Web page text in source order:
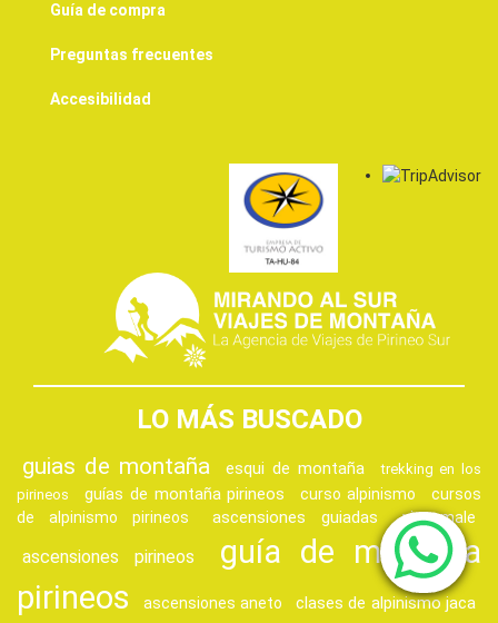
Guía de compra
Preguntas frecuentes
Accesibilidad
LO MÁS BUSCADO
guias de montaña esqui de montaña
trekking en los
pirineos
guías de montaña pirineos curso alpinismo
cursos
de alpinismo pirineos
ascensiones guiadas vignemale
ascensiones pirineos
guía de montaña
pirineos
ascensiones aneto clases de alpinismo jaca